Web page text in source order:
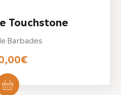
Touchstone
Barbades
€